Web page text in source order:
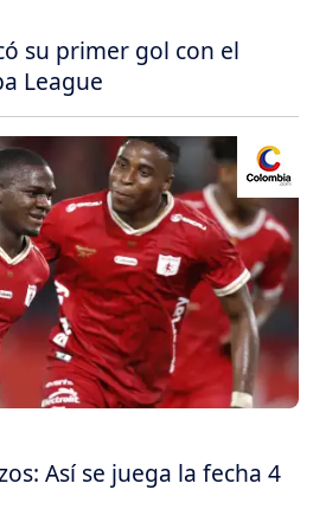
su primer gol con el
League
Así se juega la fecha 4